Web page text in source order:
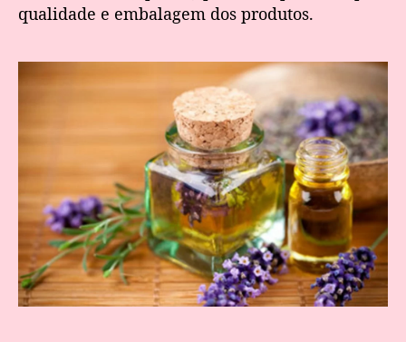
qualidade e embalagem dos produtos.